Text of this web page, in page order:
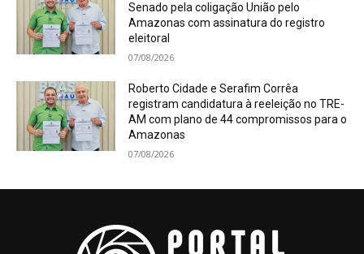
Senado pela coligação União pelo
Amazonas com assinatura do registro
eleitoral
07/08/2026
Roberto Cidade e Serafim Corrêa
registram candidatura à reeleição no TRE-
AM com plano de 44 compromissos para o
Amazonas
07/08/2026